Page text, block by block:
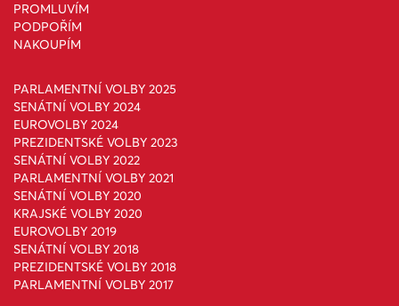
PROMLUVÍM
PODPOŘÍM
NAKOUPÍM
PARLAMENTNÍ VOLBY 2025
SENÁTNÍ VOLBY 2024
EUROVOLBY 2024
PREZIDENTSKÉ VOLBY 2023
SENÁTNÍ VOLBY 2022
PARLAMENTNÍ VOLBY 2021
SENÁTNÍ VOLBY 2020
KRAJSKÉ VOLBY 2020
EUROVOLBY 2019
SENÁTNÍ VOLBY 2018
PREZIDENTSKÉ VOLBY 2018
PARLAMENTNÍ VOLBY 2017